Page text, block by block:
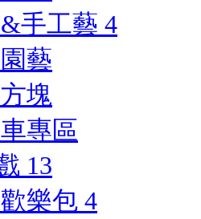
手工藝 4
藝
塊
專區
13
樂包 4